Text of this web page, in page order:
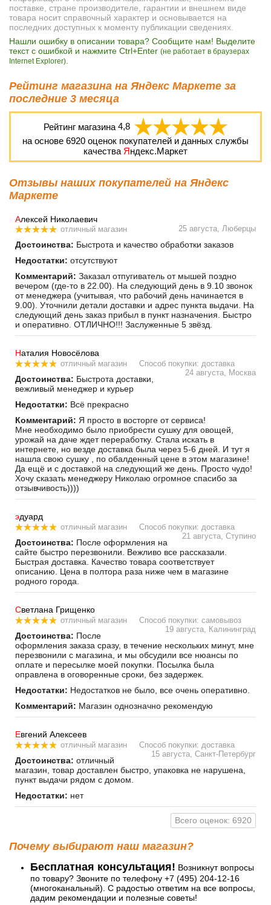
поставке, стране производителе, гарантии и внешнем виде
товара носит справочный характер и основывается на
последних доступных к моменту публикации сведениях.
Нашли ошибку в описании товара? Сообщите нам! Выделите
текст с ошибкой и нажмите Ctrl+Enter (не работает в браузерах
Internet Explorer)
Рейтинг магазина на Яндекс Маркете за
последние 3 месяца
Рейтинг магазина 4,8
на основе 6920 оценок покупателей и данных службы
качества Яндекс.Маркет
Отзывы наших покупателей на Яндекс
Маркете
Алексей Николаевич
отличный магазин 25 августа, Люберцы
Достоинства: Быстрота и качество обработки заказов
Недостатки: отсутствуют
Комментарий: Заказал отпугиватель от мышей поздно
вечером (где-то в 22.00). На следующий день в 9.10 звонок
от менеджера (учитывая, что рабочий день начинается в
9.00). Уточнили детали доставки и адрес пункта выдачи. На
следующий день заказ прибыл в пункт назначения. Быстро
и оперативно. ОТЛИЧНО!!! Заслуженные 5 звёзд.
Наталия Новосёлова
отличный магазин
Способ покупки: доставка
24 августа, Москва
Достоинства: Быстрота доставки,
вежливый менеджер и курьер
Недостатки: Всё прекрасно
Комментарий: Я просто в восторге от сервиса!
Мне необходимо было приобрести сушку для овощей,
урожай на даче ждет переработку. Стала искать в
интернете, но везде доставка была через 5-6 дней. И тут я
нашла свою сушку , по обалденный цене в этом магазине!
Да ещё и с доставкой на следующий же день. Просто чудо!
Хочу сказать менеджеру Николаю огромное спасибо за
отзывчивость))))
эдуард
отличный магазин
Способ покупки: доставка
21 августа, Ступино
Достоинства: После оформления на
сайте быстро перезвонили. Вежливо все рассказали.
Быстрая доставка. Качество товара соответствует
описанию. Цена в полтора раза ниже чем в магазине
родного города.
Светлана Грищенко
отличный магазин
Способ покупки: самовывоз
19 августа, Калининград
Достоинства: После
оформления заказа сразу, в течение нескольких минут, мне
перезвонили с магазина, и мы обсудили все нюансы по
оплате и пересылке моей покупки. Посылка была
оправлена в оговоренные сроки, без задержек.
Недостатки: Недостатков не было, все очень оперативно.
Комментарий: Магазин однозначно рекомендую
Евгений Алексеев
отличный магазин
Способ покупки: доставка
15 августа, Санкт-Петербург
Достоинства: отличный
магазин, товар доставлен быстро, упаковка не нарушена,
пункт выдачи рядом с домом.
Недостатки: нет
Всего оценок: 6920
Почему выбирают наш магазин?
Бесплатная консультация! Возникнут вопросы
по товару? Звоните по телефону +7 (495) 204-12-16
(многоканальный). С радостью ответим на все вопросы,
дадим рекомендации и полезные советы!